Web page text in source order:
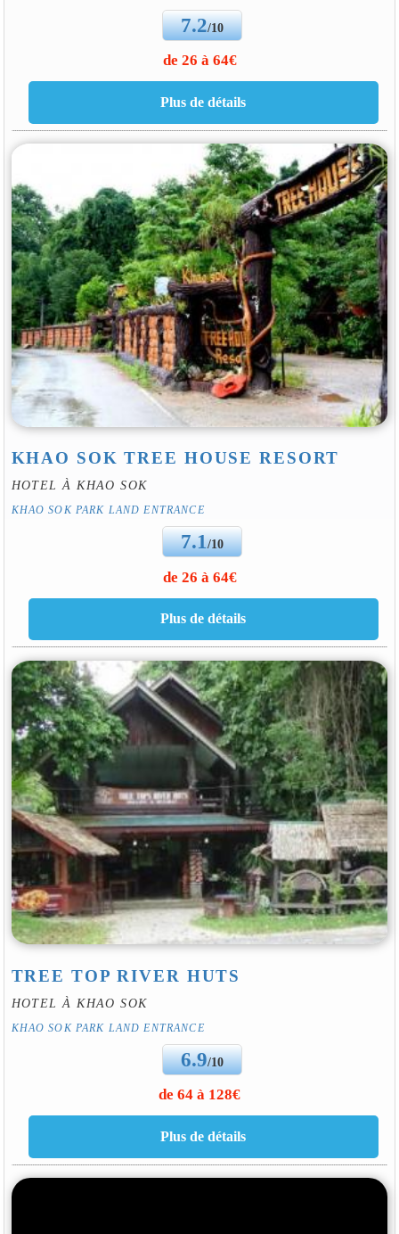
7.2/10
de 26 à 64€
KHAO SOK TREE HOUSE RESORT
HOTEL À KHAO SOK
KHAO SOK PARK LAND ENTRANCE
7.1/10
de 26 à 64€
TREE TOP RIVER HUTS
HOTEL À KHAO SOK
KHAO SOK PARK LAND ENTRANCE
6.9/10
de 64 à 128€